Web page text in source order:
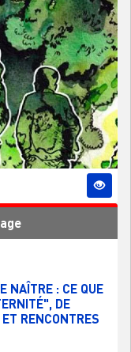
NAÎTRE : CE QUE
DE
RENCONTRES